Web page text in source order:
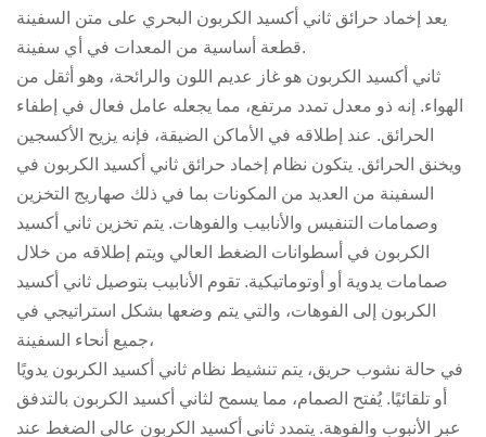
يعد إخماد حرائق ثاني أكسيد الكربون البحري على متن السفينة
قطعة أساسية من المعدات في أي سفينة.
ثاني أكسيد الكربون هو غاز عديم اللون والرائحة، وهو أثقل من
الهواء. إنه ذو معدل تمدد مرتفع، مما يجعله عامل فعال في إطفاء
الحرائق. عند إطلاقه في الأماكن الضيقة، فإنه يزيح الأكسجين
ويخنق الحرائق. يتكون نظام إخماد حرائق ثاني أكسيد الكربون في
السفينة من العديد من المكونات بما في ذلك صهاريج التخزين
وصمامات التنفيس والأنابيب والفوهات. يتم تخزين ثاني أكسيد
الكربون في أسطوانات الضغط العالي ويتم إطلاقه من خلال
صمامات يدوية أو أوتوماتيكية. تقوم الأنابيب بتوصيل ثاني أكسيد
الكربون إلى الفوهات، والتي يتم وضعها بشكل استراتيجي في
جميع أنحاء السفينة،
في حالة نشوب حريق، يتم تنشيط نظام ثاني أكسيد الكربون يدويًا
أو تلقائيًا. يُفتح الصمام، مما يسمح لثاني أكسيد الكربون بالتدفق
عبر الأنبوب والفوهة. يتمدد ثاني أكسيد الكربون عالي الضغط عند